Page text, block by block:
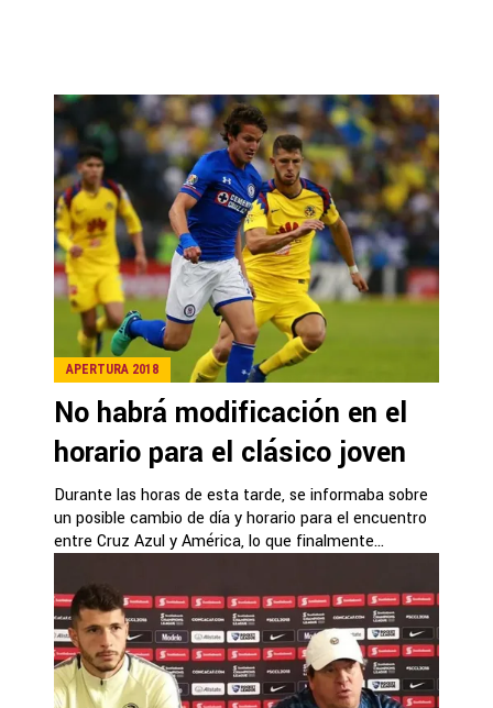
APERTURA 2018
No habrá modificación en el
horario para el clásico joven
Durante las horas de esta tarde, se informaba sobre
un posible cambio de día y horario para el encuentro
entre Cruz Azul y América, lo que finalmente...